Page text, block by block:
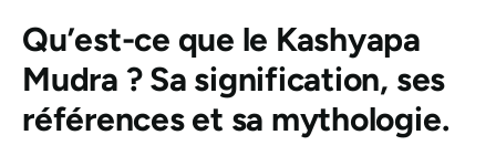
Qu’est-ce que le Kashyapa
Mudra ? Sa signification, ses
références et sa mythologie.